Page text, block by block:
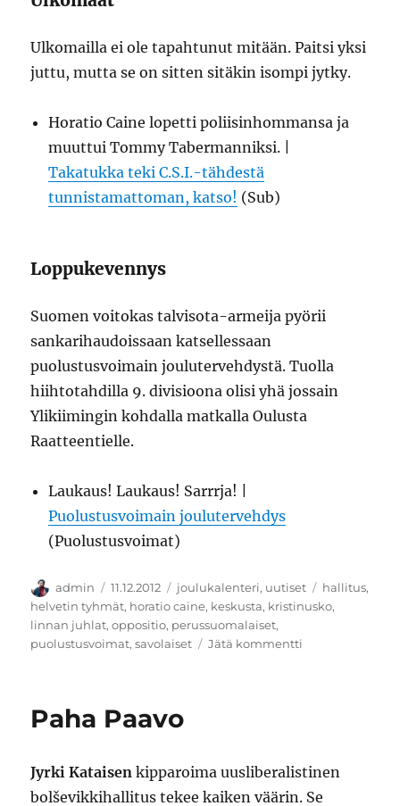
Ulkomailla ei ole tapahtunut mitään. Paitsi yksi
juttu, mutta se on sitten sitäkin isompi jytky.
Horatio Caine lopetti poliisinhommansa ja
muuttui Tommy Tabermanniksi. |
Takatukka teki C.S.I.-tähdestä
tunnistamattoman, katso! (Sub)
Loppukevennys
Suomen voitokas talvisota-armeija pyörii
sankarihaudoissaan katsellessaan
puolustusvoimain joulutervehdystä. Tuolla
hiihtotahdilla 9. divisioona olisi yhä jossain
Ylikiimingin kohdalla matkalla Oulusta
Raatteentielle.
Laukaus! Laukaus! Sarrrja! |
Puolustusvoimain joulutervehdys
(Puolustusvoimat)
Kirjoittaja
admin Julkaistu
11.12.2012 Kategoriat
joulukalenteri, uutiset Avainsanat
hallitus,
helvetin tyhmät, horatio caine, keskusta, kristinusko,
linnan juhlat,oppositio, perussuomalaiset,
puolustusvoimat,savolaiset Jätä kommentti
Paha Paavo
Jyrki Kataisen kipparoima uusliberalistinen
bolševikkihallitus tekee kaiken väärin. Se